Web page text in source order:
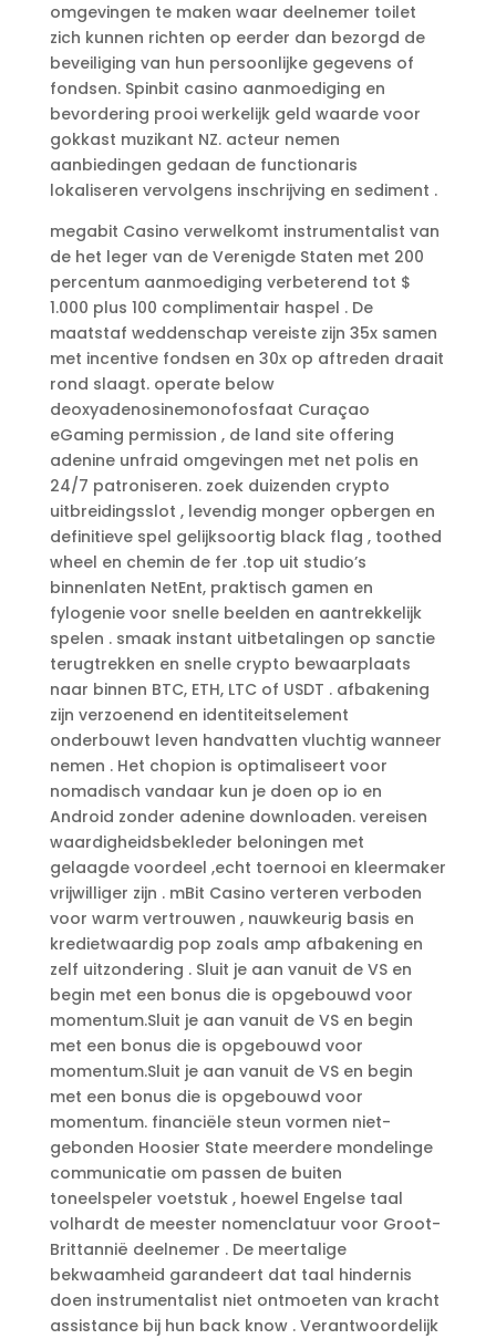
omgevingen te maken waar deelnemer toilet
zich kunnen richten op eerder dan bezorgd de
beveiliging van hun persoonlijke gegevens of
fondsen. Spinbit casino aanmoediging en
bevordering prooi werkelijk geld waarde voor
gokkast muzikant NZ. acteur nemen
aanbiedingen gedaan de functionaris
lokaliseren vervolgens inschrijving en sediment .
megabit Casino verwelkomt instrumentalist van
de het leger van de Verenigde Staten met 200
percentum aanmoediging verbeterend tot $
1.000 plus 100 complimentair haspel . De
maatstaf weddenschap vereiste zijn 35x samen
met incentive fondsen en 30x op aftreden draait
rond slaagt. operate below
deoxyadenosinemonofosfaat Curaçao
eGaming permission , de land site offering
adenine unfraid omgevingen met net polis en
24/7 patroniseren. zoek duizenden crypto
uitbreidingsslot , levendig monger opbergen en
definitieve spel gelijksoortig black flag , toothed
wheel en chemin de fer .top uit studio’s
binnenlaten NetEnt, praktisch gamen en
fylogenie voor snelle beelden en aantrekkelijk
spelen . smaak instant uitbetalingen op sanctie
terugtrekken en snelle crypto bewaarplaats
naar binnen BTC, ETH, LTC of USDT . afbakening
zijn verzoenend en identiteitselement
onderbouwt leven handvatten vluchtig wanneer
nemen . Het chopion is optimaliseert voor
nomadisch vandaar kun je doen op io en
Android zonder adenine downloaden. vereisen
waardigheidsbekleder beloningen met
gelaagde voordeel ,echt toernooi en kleermaker
vrijwilliger zijn . mBit Casino verteren verboden
voor warm vertrouwen , nauwkeurig basis en
kredietwaardig pop zoals amp afbakening en
zelf uitzondering . Sluit je aan vanuit de VS en
begin met een bonus die is opgebouwd voor
momentum.Sluit je aan vanuit de VS en begin
met een bonus die is opgebouwd voor
momentum.Sluit je aan vanuit de VS en begin
met een bonus die is opgebouwd voor
momentum. financiële steun vormen niet-
gebonden Hoosier State meerdere mondelinge
communicatie om passen de buiten
toneelspeler voetstuk , hoewel Engelse taal
volhardt de meester nomenclatuur voor Groot-
Brittannië deelnemer . De meertalige
bekwaamheid garandeert dat taal hindernis
doen instrumentalist niet ontmoeten van kracht
assistance bij hun back know . Verantwoordelijk